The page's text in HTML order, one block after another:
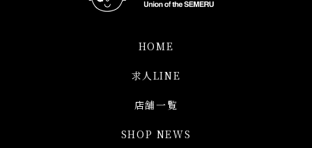
HOME
求人LINE
店舗一覧
SHOP NEWS